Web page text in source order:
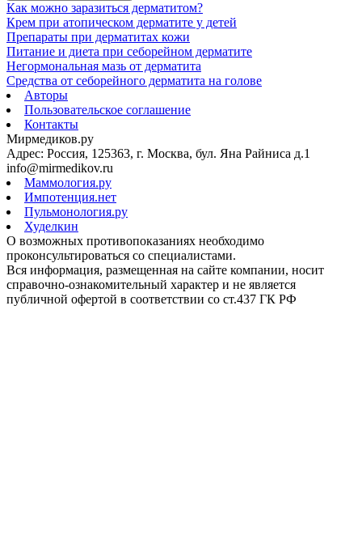
Как можно заразиться дерматитом?
Крем при атопическом дерматите у детей
Препараты при дерматитах кожи
Питание и диета при себорейном дерматите
Негормональная мазь от дерматита
Средства от себорейного дерматита на голове
Авторы
Пользовательское соглашение
Контакты
Мирмедиков.ру
Адрес: Россия, 125363, г. Москва, бул. Яна Райниса д.1
info@mirmedikov.ru
Маммология.ру
Импотенция.нет
Пульмонология.ру
Худелкин
О возможных противопоказаниях необходимо
проконсультироваться со специалистами.
Вся информация, размещенная на сайте компании, носит
справочно-ознакомительный характер и не является
публичной офертой в соответствии со ст.437 ГК РФ